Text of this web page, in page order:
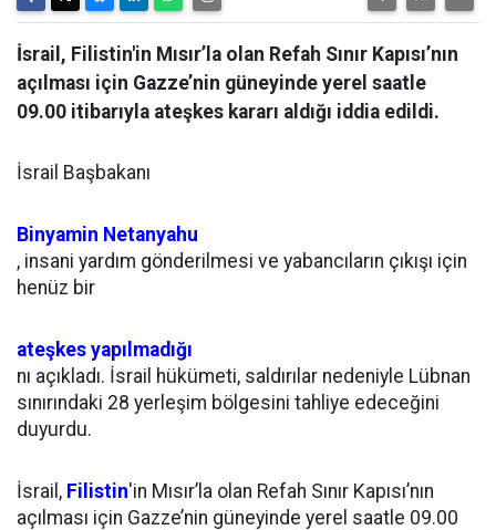
İsrail, Filistin'in Mısır’la olan Refah Sınır Kapısı’nın
açılması için Gazze’nin güneyinde yerel saatle
09.00 itibarıyla ateşkes kararı aldığı iddia edildi.
İsrail Başbakanı
Binyamin Netanyahu
, insani yardım gönderilmesi ve yabancıların çıkışı için
henüz bir
ateşkes yapılmadığı
nı açıkladı. İsrail hükümeti, saldırılar nedeniyle Lübnan
sınırındaki 28 yerleşim bölgesini tahliye edeceğini
duyurdu.
İsrail, Filistin'in Mısır’la olan Refah Sınır Kapısı’nın
açılması için Gazze’nin güneyinde yerel saatle 09.00